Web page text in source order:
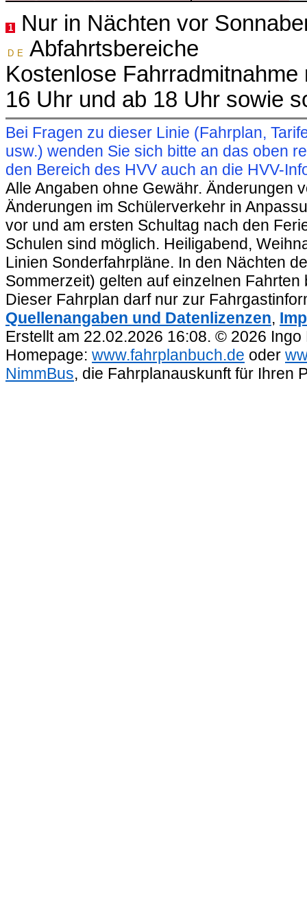
1 Nur in Nächten vor
D E
Abfahrtsbereiche
Kostenlose
16 Uhr und ab 18 Uhr sowie
Bei Fragen zu dieser Linie (Fahrplan,
usw.) wenden Sie sich bitte an das oben
den Bereich des HVV auch an die HVV-
Alle Angaben ohne Gewähr. Änderungen
Änderungen im Schülerverkehr in
vor und am ersten Schultag nach den
Schulen sind möglich. Heiligabend,
Linien Sonderfahrpläne. In den Nächten
Sommerzeit) gelten auf einzelnen
Dieser Fahrplan darf nur zur
Quellenangaben und Datenlizenzen,
Erstellt am 22.02.2026 16:08. © 2026
Homepage: www.fahrplanbuch.de oder
NimmBus, die Fahrplanauskunft für Ihren